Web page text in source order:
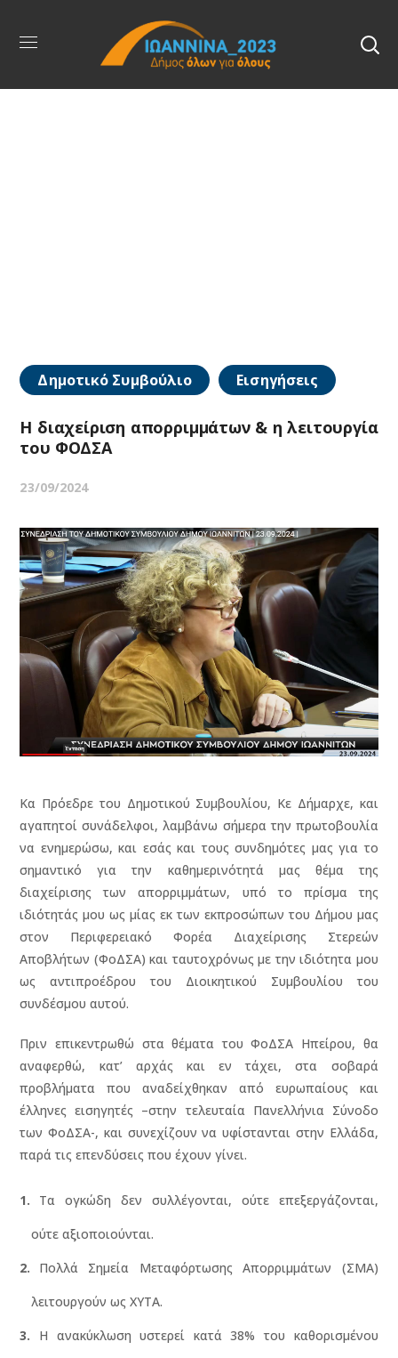
Δημοτικό Συμβούλιο Εισηγήσεις
Η διαχείριση απορριμμάτων & η λειτουργία
του ΦΟΔΣΑ
23/09/2024
Κα Πρόεδρε του Δημοτικού Συμβουλίου, Κε Δήμαρχε, και
αγαπητοί συνάδελφοι, λαμβάνω σήμερα την πρωτοβουλία
να ενημερώσω, και εσάς και τους συνδημότες μας για το
σημαντικό για την καθημερινότητά μας θέμα της
διαχείρισης των απορριμμάτων, υπό το πρίσμα της
ιδιότητάς μου ως μίας εκ των εκπροσώπων του Δήμου μας
στον Περιφερειακό Φορέα Διαχείρισης Στερεών
Αποβλήτων (ΦοΔΣΑ) και ταυτοχρόνως με την ιδιότητα μου
ως αντιπροέδρου του Διοικητικού Συμβουλίου του
συνδέσμου αυτού.
Πριν επικεντρωθώ στα θέματα του ΦοΔΣΑ Ηπείρου, θα
αναφερθώ, κατ’ αρχάς και εν τάχει, στα σοβαρά
προβλήματα που αναδείχθηκαν από ευρωπαίους και
έλληνες εισηγητές –στην τελευταία Πανελλήνια Σύνοδο
των ΦοΔΣΑ-, και συνεχίζουν να υφίστανται στην Ελλάδα,
παρά τις επενδύσεις που έχουν γίνει.
Τα ογκώδη δεν συλλέγονται, ούτε επεξεργάζονται,
ούτε αξιοποιούνται.
Πολλά Σημεία Μεταφόρτωσης Απορριμμάτων (ΣΜΑ)
λειτουργούν ως ΧΥΤΑ.
Η ανακύκλωση υστερεί κατά 38% του καθορισμένου